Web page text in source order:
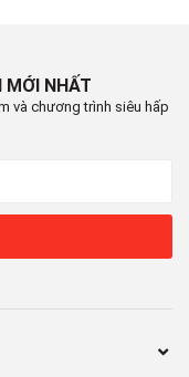
hợp
đáp ứng tốt cho
vậy, quần áo có thể
MỚI NHẤT
và chương trình siêu hấp